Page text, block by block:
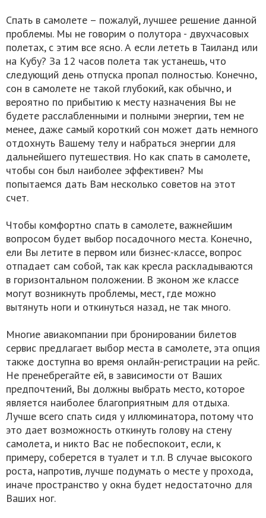
Спать в самолете – пожалуй, лучшее решение данной
проблемы. Мы не говорим о полутора - двухчасовых
полетах, с этим все ясно. А если лететь в Таиланд или
на Кубу? За 12 часов полета так устанешь, что
следующий день отпуска пропал полностью. Конечно,
сон в самолете не такой глубокий, как обычно, и
вероятно по прибытию к месту назначения Вы не
будете расслабленными и полными энергии, тем не
менее, даже самый короткий сон может дать немного
отдохнуть Вашему телу и набраться энергии для
дальнейшего путешествия. Но как спать в самолете,
чтобы сон был наиболее эффективен? Мы
попытаемся дать Вам несколько советов на этот
счет.
Чтобы комфортно спать в самолете, важнейшим
вопросом будет выбор посадочного места. Конечно,
ели Вы летите в первом или бизнес-классе, вопрос
отпадает сам собой, так как кресла раскладываются
в горизонтальном положении. В эконом же классе
могут возникнуть проблемы, мест, где можно
вытянуть ноги и откинуться назад, не так много.
Многие авиакомпании при бронировании билетов
сервис предлагает выбор места в самолете, эта опция
также доступна во время онлайн-регистрации на рейс.
Не пренебрегайте ей, в зависимости от Ваших
предпочтений, Вы должны выбрать место, которое
является наиболее благоприятным для отдыха.
Лучше всего спать сидя у иллюминатора, потому что
это дает возможность откинуть голову на стену
самолета, и никто Вас не побеспокоит, если, к
примеру, соберется в туалет и т.п. В случае высокого
роста, напротив, лучше подумать о месте у прохода,
иначе пространство у окна будет недостаточно для
Ваших ног.